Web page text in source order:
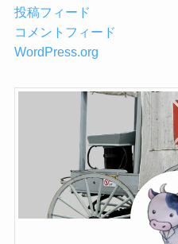
投稿フィード
コメントフィード
WordPress.org